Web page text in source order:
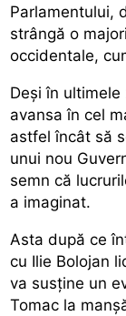
Parlamentului,
strângă o
occidentale,
Deși în
avansa în cel
astfel încât să
unui nou
semn că
a imaginat.
Asta după ce
cu Ilie Bolojan
va susține un
Tomac la